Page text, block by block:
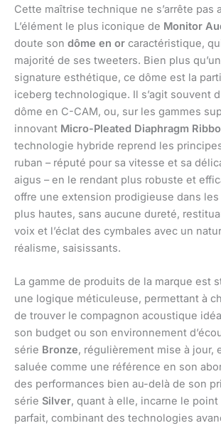
Cette maîtrise technique ne s’arrête pas
L’élément le plus iconique de Monitor
doute son dôme en or caractéristique,
majorité de ses tweeters. Bien plus
signature esthétique, ce dôme est la
iceberg technologique. Il s’agit souvent
dôme en C-CAM, ou, sur les gammes
innovant Micro-Pleated Diaphragm
technologie hybride reprend les
ruban – réputé pour sa vitesse et sa
aigus – en le rendant plus robuste et
offre une extension prodigieuse dans
plus hautes, sans aucune dureté,
voix et l’éclat des cymbales avec un
réalisme, saisissants.
La gamme de produits de la marque est
une logique méticuleuse, permettant à
de trouver le compagnon acoustique
son budget ou son environnement
série Bronze, régulièrement mise à jour,
saluée comme une référence en son
des performances bien au-delà de son
série Silver, quant à elle, incarne le point
parfait, combinant des technologies